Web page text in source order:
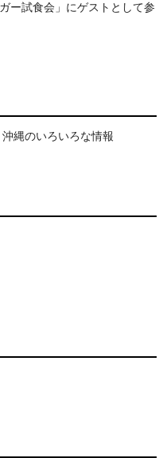
ー試食会」にゲストとして参
縄のいろいろな情報